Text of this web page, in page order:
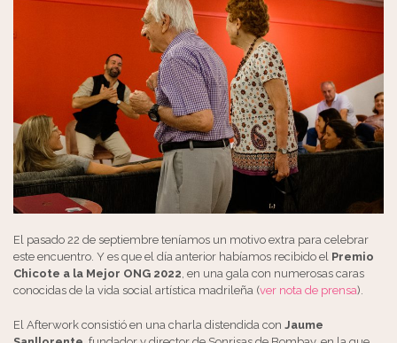
El pasado 22 de septiembre teníamos un motivo extra para celebrar
este encuentro. Y es que el día anterior habíamos recibido el Premio
Chicote a la Mejor ONG 2022 , en una gala con numerosas caras
conocidas de la vida social artística madrileña (ver nota de prensa).
El Afterwork consistió en una charla distendida con Jaume